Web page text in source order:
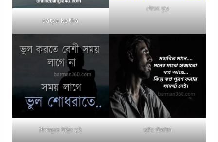
satya kotha
গৌতম বুদ্ধ
শিক্ষামূলক উক্তি ছবি কষ্টের স্ট্যাটাস